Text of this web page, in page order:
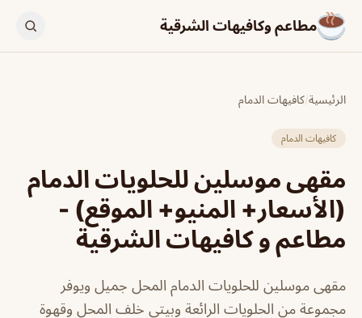
مطاعم وكافيهات الشرقية
الرئيسية/كافيهات الدمام
كافيهات الدمام
مقهى موسلين للحلويات الدمام
(الأسعار+ المنيو+ الموقع) -
مطاعم و كافيهات الشرقية
مقهى موسلين للحلويات الدمام المحل جميل ويوفر
مجموعة من الحلويات الرائعة وبيتي خلف المحل وقهوة